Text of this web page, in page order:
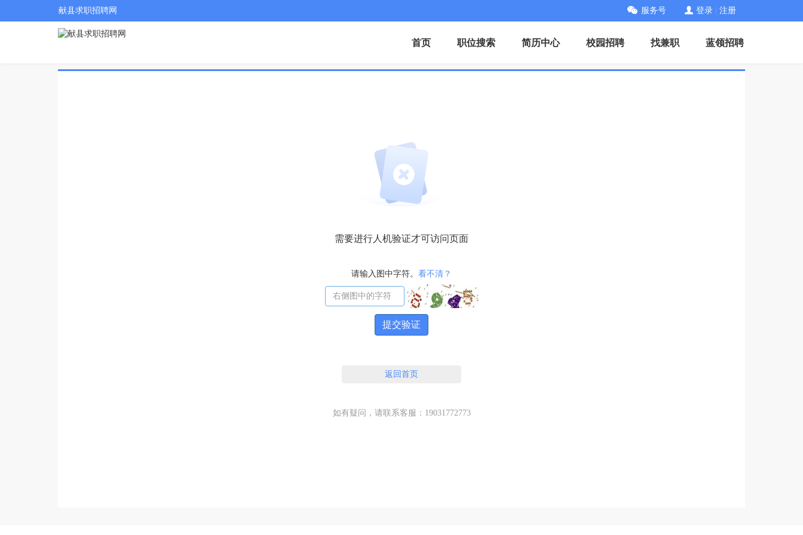
献县求职招聘网 服务号 登录 注册
首页 职位搜索 简历中心 校园招聘 找兼职 蓝领招聘
需要进行人机验证才可访问页面
请输入图中字符。 看不清？
提交验证
返回首页
如有疑问，请联系客服：19031772773